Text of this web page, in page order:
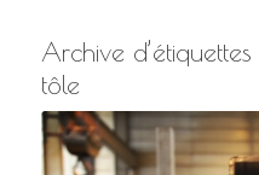
Archive
tôle